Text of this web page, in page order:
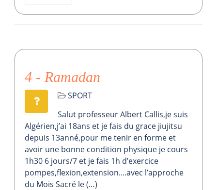
4 - Ramadan
SPORT
Salut professeur Albert Callis,je suis
Algérien,j’ai 18ans et je fais du grace jiujitsu
depuis 13anné,pour me tenir en forme et
avoir une bonne condition physique je cours
1h30 6 jours/7 et je fais 1h d’exercice
pompes,flexion,extension....avec l’approche
du Mois Sacré le (…)